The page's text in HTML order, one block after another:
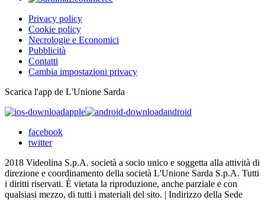
Privacy policy
Cookie policy
Necrologie e Economici
Pubblicità
Contatti
Cambia impostazioni privacy
Scarica l'app de L'Unione Sarda
apple
android
facebook
twitter
2018 Videolina S.p.A. società a socio unico e soggetta alla attività di
direzione e coordinamento della società L'Unione Sarda S.p.A. Tutti
i diritti riservati. É vietata la riproduzione, anche parziale e con
qualsiasi mezzo, di tutti i materiali del sito. | Indirizzo della Sede